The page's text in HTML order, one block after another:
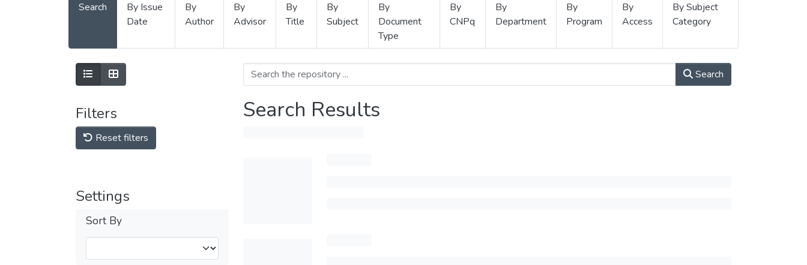
Search
By Issue
Date
By
Author
By
Advisor
By
Title
By
Subject
By
Document
Type
By
CNPq
By
Department
By
Program
By
Access
By Subject
Category
Filters
Reset filters
Settings
Sort By
Search
Search Results